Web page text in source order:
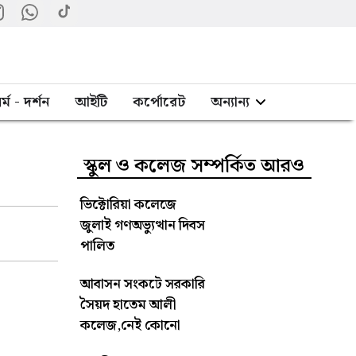
- দর্শন আইটি কর্পোরেট অন্যান্য
স্কুল ও কলেজ সম্পর্কিত আরও
ভিক্টোরিয়া কলেজে
জুলাই গণঅভ্যুত্থান দিবস
পালিত
আবাসন সংকটে সরকারি
সৈয়দ হাতেম আলী
কলেজ,নেই কোনো